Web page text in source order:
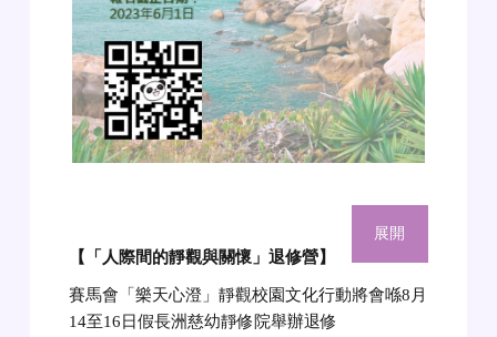
【「人際間的靜觀與關懷」退修營】
賽馬會「樂天心澄」靜觀校園文化行動將會喺8月
14至16日假長洲慈幼靜修院舉辦退修
展開